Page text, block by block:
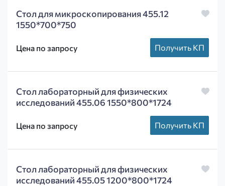
Стол для микроскопирования 455.12
1550*700*750
Цена по запросу Получить КП
Стол лабораторный для физических
исследований 455.06 1550*800*1724
Цена по запросу Получить КП
Стол лабораторный для физических
исследований 455.05 1200*800*1724